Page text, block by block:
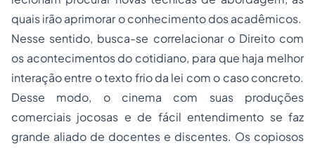
quais irão aprimorar o conhecimento dos acadêmicos.
Nesse sentido, busca-se correlacionar o Direito com
os acontecimentos do cotidiano, para que haja melhor
interação entre o texto frio da lei com o caso concreto.
Desse modo, o cinema com suas produções
comerciais jocosas e de fácil entendimento se faz
grande aliado de docentes e discentes. Os copiosos